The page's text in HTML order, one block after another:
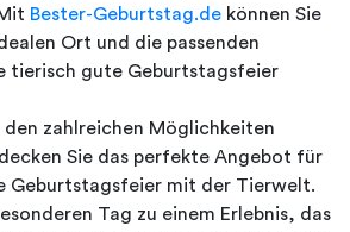
Bester-Geburtstag.de können Sie
Ort und die passenden
tierisch gute Geburtstagsfeier
den zahlreichen Möglichkeiten
Sie das perfekte Angebot für
Geburtstagsfeier mit der Tierwelt.
Tag zu einem Erlebnis, das